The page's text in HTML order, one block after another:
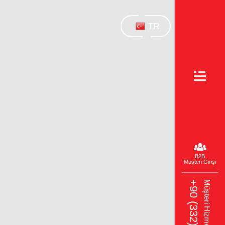
B2B
Müşteri Girişi
Müşteri Hizmetleri
TR